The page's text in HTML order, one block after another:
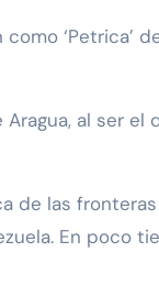
‘Petrica’
al ser
las
En poco